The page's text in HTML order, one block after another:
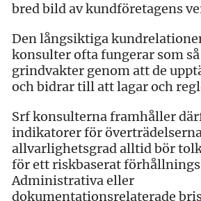
bred bild av kundföretagens
Den långsiktiga
konsulter ofta fungerar som
grindvakter genom att de
och bidrar till att lagar och
Srf konsulterna framhåller
indikatorer för
allvarlighetsgrad alltid bör
för ett riskbaserat
Administrativa eller
dokumentationsrelaterade